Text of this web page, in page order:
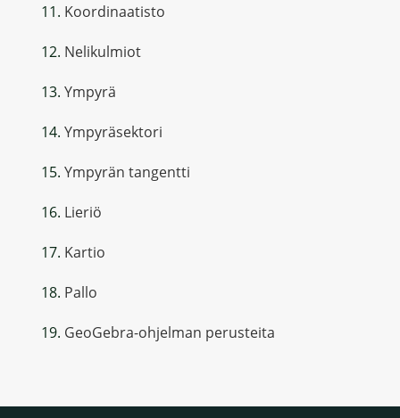
Koordinaatisto
Nelikulmiot
Ympyrä
Ympyräsektori
Ympyrän tangentti
Lieriö
Kartio
Pallo
GeoGebra-ohjelman perusteita